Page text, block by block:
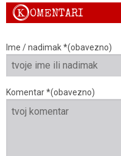
KOMENTARI
Ime / nadimak *(obavezno)
Komentar *(obavezno)